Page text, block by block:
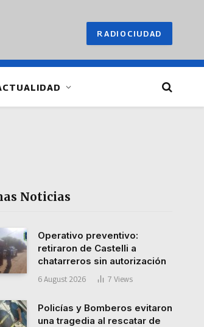
RADIOCIUDAD
Noticias
Operativo preventivo:
retiraron de Castelli a
chatarreros sin autorización
6 August 2026 7 Views
Policías y Bomberos evitaron
una tragedia al rescatar de